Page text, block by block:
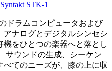
STK-1
ドラムコンピュータおよび
ナログとデジタルシンセシ
をひとつの楽器へと落とし
サウンドの生成、シーケン
てのニーズが、膝の上に収